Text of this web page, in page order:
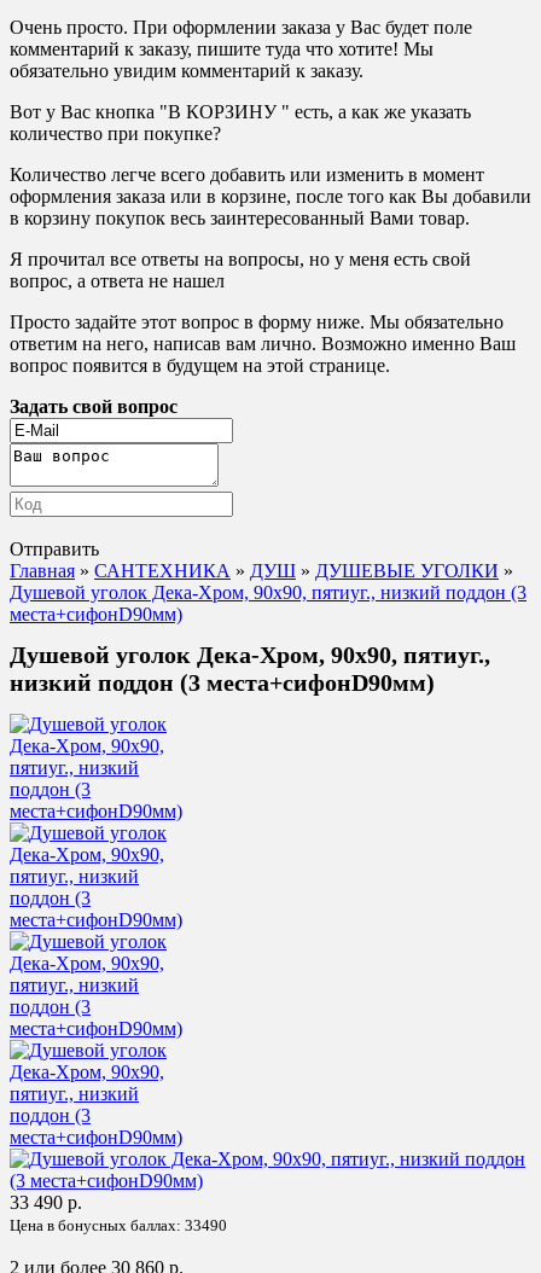
Очень просто. При оформлении заказа у Вас будет поле
комментарий к заказу, пишите туда что хотите! Мы
обязательно увидим комментарий к заказу.
Вот у Вас кнопка "В КОРЗИНУ " есть, а как же указать
количество при покупке?
Количество легче всего добавить или изменить в момент
оформления заказа или в корзине, после того как Вы добавили
в корзину покупок весь заинтересованный Вами товар.
Я прочитал все ответы на вопросы, но у меня есть свой
вопрос, а ответа не нашел
Просто задайте этот вопрос в форму ниже. Мы обязательно
ответим на него, написав вам лично. Возможно именно Ваш
вопрос появится в будущем на этой странице.
Задать свой вопрос
Отправить
Главная » САНТЕХНИКА » ДУШ » ДУШЕВЫЕ УГОЛКИ »
Душевой уголок Дека-Хром, 90х90, пятиуг., низкий поддон (3
места+сифонD90мм)
Душевой уголок Дека-Хром, 90х90, пятиуг.,
низкий поддон (3 места+сифонD90мм)
33 490 р.
Цена в бонусных баллах: 33490
2 или более 30 860 р.